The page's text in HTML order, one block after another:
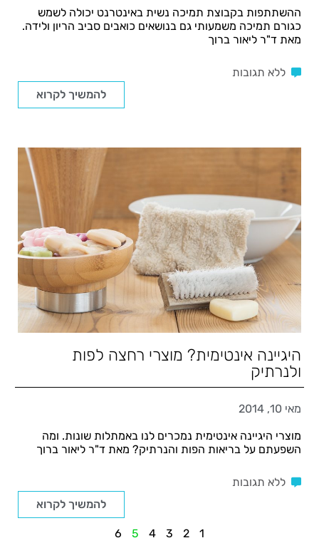
ההשתתפות בקבוצת תמיכה נשית באינטרנט יכולה לשמש
כגורם תמיכה משמעותי גם בנושאים כואבים סביב הריון ולידה.
מאת ד"ר ליאור ברוך
ללא תגובות
להמשיך לקרוא
היגיינה אינטימית? מוצרי רחצה לפות
ולנרתיק
מאי 10, 2014
מוצרי היגיינה אינטימית נמכרים לנו באמתלות שונות. ומה
השפעתם על בריאות הפות והנרתיק? מאת ד"ר ליאור ברוך
ללא תגובות
להמשיך לקרוא
1
2
3
4
5
6